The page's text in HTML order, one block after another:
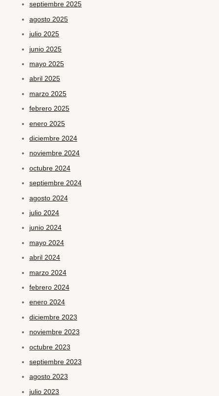
septiembre 2025
agosto 2025
julio 2025
junio 2025
mayo 2025
abril 2025
marzo 2025
febrero 2025
enero 2025
diciembre 2024
noviembre 2024
octubre 2024
septiembre 2024
agosto 2024
julio 2024
junio 2024
mayo 2024
abril 2024
marzo 2024
febrero 2024
enero 2024
diciembre 2023
noviembre 2023
octubre 2023
septiembre 2023
agosto 2023
julio 2023